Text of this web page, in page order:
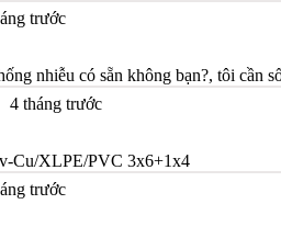
trước
nhiễu có sẵn không bạn?, tôi cần
4 tháng trước
Cu/XLPE/PVC 3x6+1x4
trước